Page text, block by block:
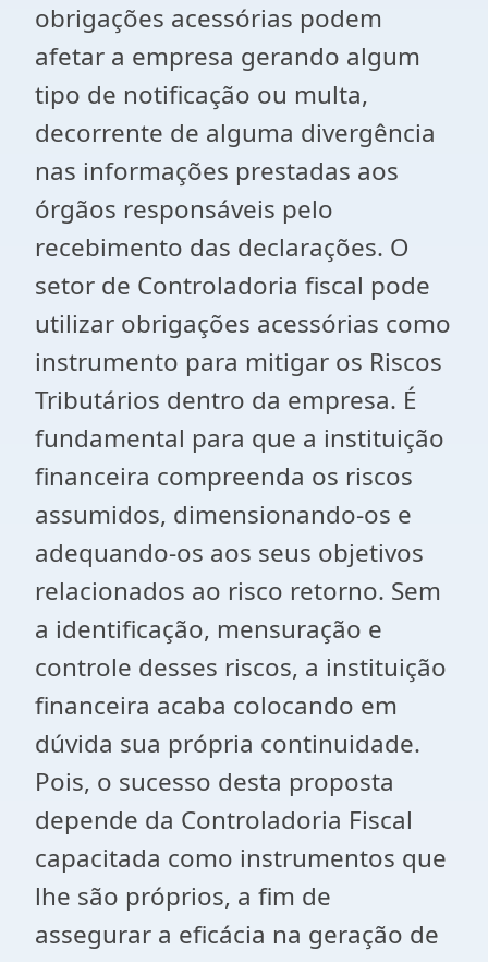
obrigações acessórias podem
afetar a empresa gerando algum
tipo de notificação ou multa,
decorrente de alguma divergência
nas informações prestadas aos
órgãos responsáveis pelo
recebimento das declarações. O
setor de Controladoria fiscal pode
utilizar obrigações acessórias como
instrumento para mitigar os Riscos
Tributários dentro da empresa. É
fundamental para que a instituição
financeira compreenda os riscos
assumidos, dimensionando-os e
adequando-os aos seus objetivos
relacionados ao risco retorno. Sem
a identificação, mensuração e
controle desses riscos, a instituição
financeira acaba colocando em
dúvida sua própria continuidade.
Pois, o sucesso desta proposta
depende da Controladoria Fiscal
capacitada como instrumentos que
lhe são próprios, a fim de
assegurar a eficácia na geração de